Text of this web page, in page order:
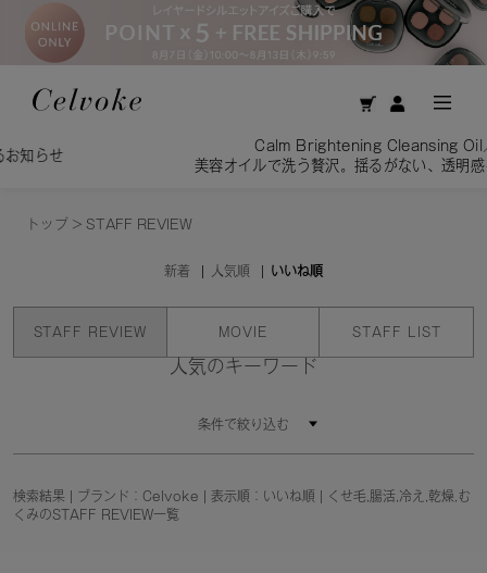
Calm Brightening Cleansing Oil／
美容オイルで洗う贅沢。揺るがない、透明感を素肌
トップ > STAFF REVIEW
新着 人気順 いいね順
STAFF REVIEW MOVIE STAFF LIST
人気のキーワード
条件で絞り込む
検索結果 | ブランド：Celvoke | 表示順：いいね順 | くせ毛,腸活,冷え,乾燥,む
くみのSTAFF REVIEW一覧